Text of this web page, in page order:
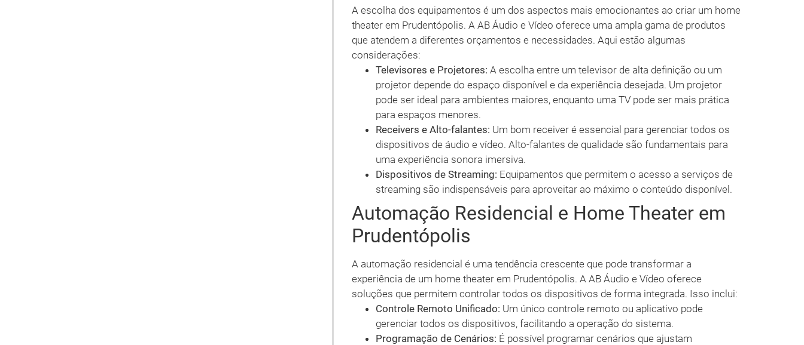
A escolha dos equipamentos é um dos aspectos mais emocionantes ao criar um home
theater em Prudentópolis. A AB Áudio e Vídeo oferece uma ampla gama de produtos
que atendem a diferentes orçamentos e necessidades. Aqui estão algumas
considerações:
Televisores e Projetores: A escolha entre um televisor de alta definição ou um
projetor depende do espaço disponível e da experiência desejada. Um projetor
pode ser ideal para ambientes maiores, enquanto uma TV pode ser mais prática
para espaços menores.
Receivers e Alto-falantes: Um bom receiver é essencial para gerenciar todos os
dispositivos de áudio e vídeo. Alto-falantes de qualidade são fundamentais para
uma experiência sonora imersiva.
Dispositivos de Streaming: Equipamentos que permitem o acesso a serviços de
streaming são indispensáveis para aproveitar ao máximo o conteúdo disponível.
Automação Residencial e Home Theater em
Prudentópolis
A automação residencial é uma tendência crescente que pode transformar a
experiência de um home theater em Prudentópolis. A AB Áudio e Vídeo oferece
soluções que permitem controlar todos os dispositivos de forma integrada. Isso inclui:
Controle Remoto Unificado: Um único controle remoto ou aplicativo pode
gerenciar todos os dispositivos, facilitando a operação do sistema.
Programação de Cenários: É possível programar cenários que ajustam